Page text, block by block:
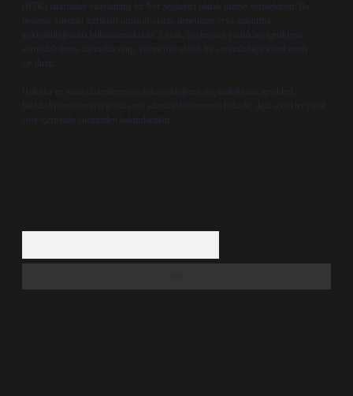
(BTK) tarafından onaylanmış bir Yer Sağlayıcı olarak hizmet vermektedir. Bu
nedenle, sitedeki içerikleri proaktif olarak denetleme veya araştırma
yükümlülüğümüz bulunmamaktadır. Ancak, üyelerimiz yazdıkları içeriklerin
sorumluluğunu taşımakta olup, siteye üye olarak bu sorumluluğu kabul etmiş
sayılırlar.
Hukuka ve yasal düzenlemelere aykırı olduğunu düşündüğünüz içerikleri,
backlinkpanelicomtr@gmail.com adresine bildirmeniz halinde, ilgili içerikler yasal
süre içerisinde sitemizden kaldırılacaktır.